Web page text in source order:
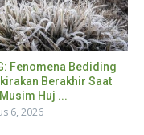
Fenomena Bediding
Berakhir Saat
Huj ...
6, 2026